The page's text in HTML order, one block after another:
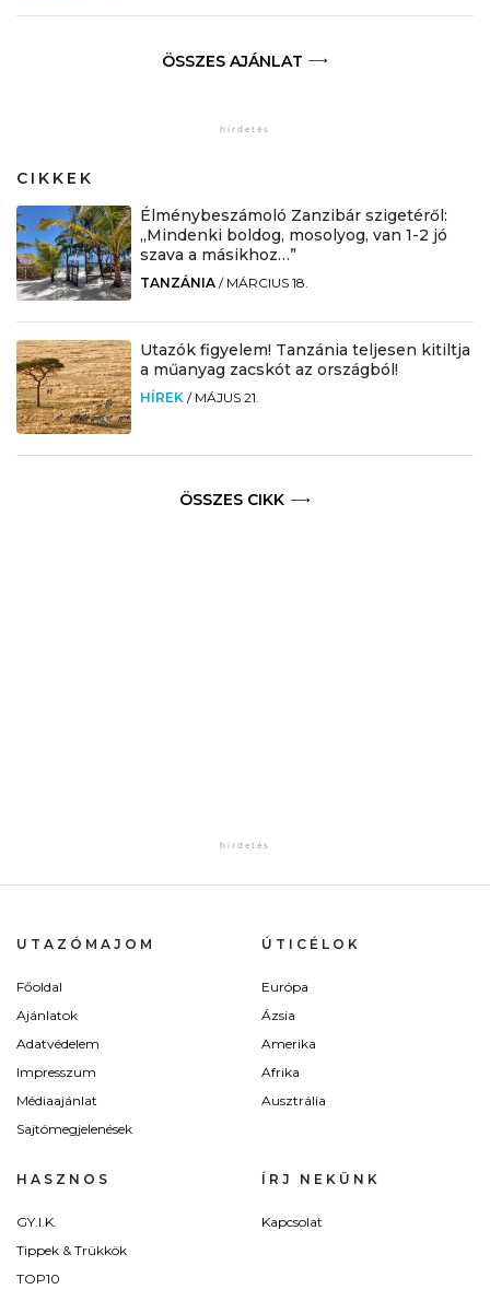
ÖSSZES AJÁNLAT
CIKKEK
Élménybeszámoló Zanzibár szigetéről:
„Mindenki boldog, mosolyog, van 1-2 jó
szava a másikhoz…”
TANZÁNIA / MÁRCIUS 18.
Utazók figyelem! Tanzánia teljesen kitiltja
a műanyag zacskót az országból!
HÍREK / MÁJUS 21.
ÖSSZES CIKK
UTAZÓMAJOM
Főoldal
Ajánlatok
Adatvédelem
Impresszum
Médiaajánlat
Sajtómegjelenések
ÚTICÉLOK
Európa
Ázsia
Amerika
Afrika
Ausztrália
HASZNOS
GY.I.K.
Tippek & Trükkök
TOP10
ÍRJ NEKÜNK
Kapcsolat